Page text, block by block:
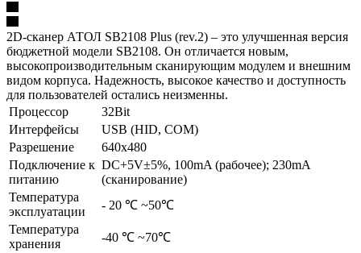
2D-сканер АТОЛ SB2108 Plus (rev.2) – это улучшенная версия
бюджетной модели SB2108. Он отличается новым,
высокопроизводительным сканирующим модулем и внешним
видом корпуса. Надежность, высокое качество и доступность
для пользователей остались неизменны.
Процессор
32Bit
Интерфейсы
USB (HID, COM)
Разрешение
640x480
Подключение к
питанию
DC+5V±5%, 100mA (рабочее); 230mA
(сканирование)
Температура
эксплуатации
- 20 ℃ ~50℃
Температура
хранения
-40 ℃ ~70℃